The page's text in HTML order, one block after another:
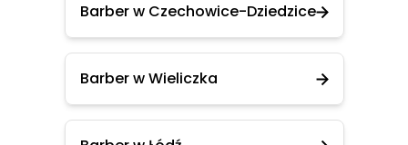
Barber w Czechowice-Dziedzice
Barber w Wieliczka